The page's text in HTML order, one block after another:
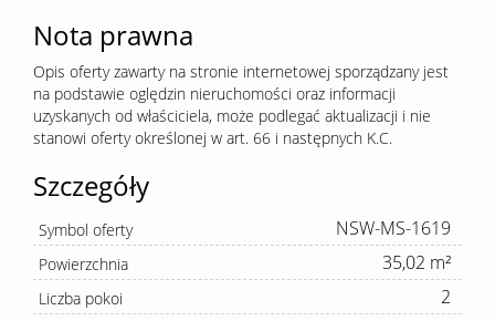
Nota prawna
Opis oferty zawarty na stronie internetowej sporządzany jest
na podstawie oględzin nieruchomości oraz informacji
uzyskanych od właściciela, może podlegać aktualizacji i nie
stanowi oferty określonej w art. 66 i następnych K.C.
Szczegóły
Symbol oferty NSW-MS-1619
Powierzchnia 35,02 m²
Liczba pokoi 2